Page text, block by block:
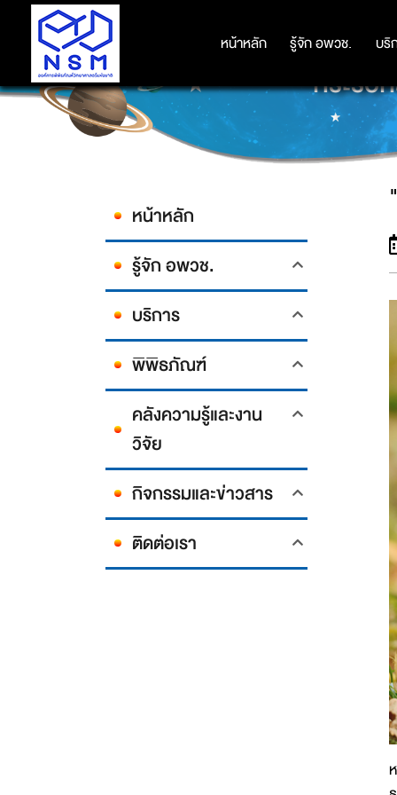
หน้าหลัก รู้จัก อพวช. บริ
หน้าหลัก รู้จัก อพวช. บริ
"กระรอ
หน้าหลัก
รู้จัก อพวช.
บริการ
พิพิธภัณฑ์
คลังความรู้และงาน
วิจัย
กิจกรรมและข่าวสาร
ติดต่อเรา